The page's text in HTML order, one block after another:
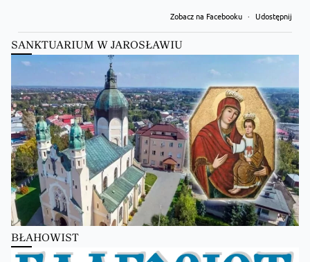
Zobacz na Facebooku · Udostępnij
Kościół Greckokatolicki
Преображення Господнє в Лодзі
SANKTUARIUM W JAROSŁAWIU
BŁAHOWIST